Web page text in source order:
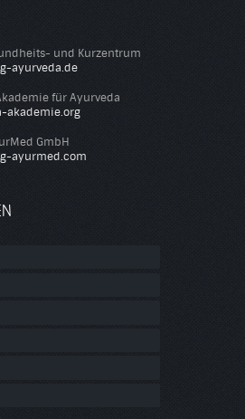
und Kurzentrum
ayurveda.de
für Ayurveda
akademie.org
GmbH
ayurmed.com